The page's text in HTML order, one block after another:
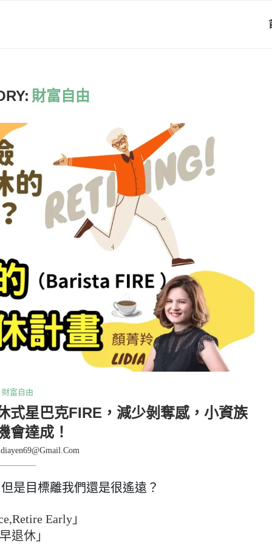
財富自由
財富自由
式星巴克FIRE，減少剝奪感，小資族
會達成！
是目標離我們還是很遙遠？
Early」
退休」